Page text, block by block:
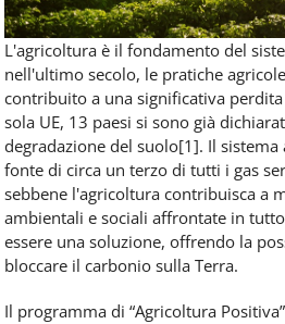
L'agricoltura è il fondamento del
nell'ultimo secolo, le pratiche
contribuito a una significativa
sola UE, 13 paesi si sono già
degradazione del suolo[1]. Il sistema
fonte di circa un terzo di tutti i gas
sebbene l'agricoltura contribuisca a
ambientali e sociali affrontate in
essere una soluzione, offrendo la
bloccare il carbonio sulla Terra.
Il programma di “Agricoltura